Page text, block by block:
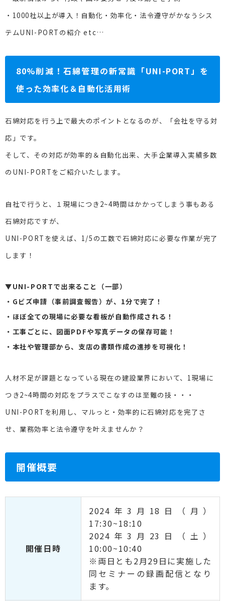
・1000社以上が導入！自動化・効率化・法令遵守がかなうシス
テムUNI-PORTの紹介 etc…
80%削減！石綿管理の新常識「UNI-PORT」を
使った効率化＆自動化活用術
石綿対応を行う上で最大のポイントとなるのが、「会社を守る対
応」です。
そして、その対応が効率的＆自動化出来、大手企業導入実績多数
のUNI-PORTをご紹介いたします。
自社で行うと、１現場につき2~4時間はかかってしまう事もある
石綿対応ですが、
UNI-PORTを使えば、1/5の工数で石綿対応に必要な作業が完了
します！
▼UNI-PORTで出来ること（一部）
・Gビズ申請（事前調査報告）が、1分で完了！
・ほぼ全ての現場に必要な看板が自動作成される！
・工事ごとに、図面PDFや写真データの保存可能！
・本社や管理部から、支店の書類作成の進捗を可視化！
人材不足が課題となっている現在の建設業界において、1現場に
つき2~4時間の対応をプラスでこなすのは至難の技・・・
UNI-PORTを利用し、マルっと・効率的に石綿対応を完了さ
せ、業務効率と法令遵守を叶えませんか？
開催概要
開催日時
2024年3月18日（月）
17:30~18:10
2024年3月23日（土）
10:00~10:40
※両日とも2月29日に実施した
同セミナーの録画配信となり
ます。